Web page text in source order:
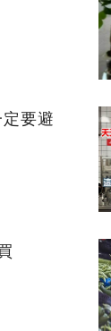
要避